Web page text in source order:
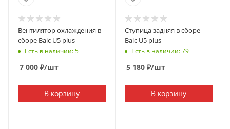
Вентилятор охлаждения в
сборе Baic U5 plus
Есть в наличии: 5
7 000 ₽/шт
В корзину
Ступица задняя в сборе
Baic U5 plus
Есть в наличии: 79
5 180 ₽/шт
В корзину